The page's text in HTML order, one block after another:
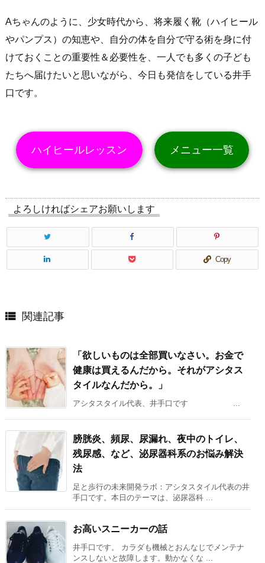
Aちゃんのように、少女時代から、将来履く靴（ハイヒール
やパンプス）の知恵や、自分の体を自分で守る術を身に付
けておくことの重要性＆必要性を、一人でも多くの子ども
たちへ届けたいと思いながら、今日も発信をしている井手
口です。
ハイヒールレッスン メニュー一覧
よろしければシェアお願いします
Copy
 関連記事
「欲しいものは全部買いなさい。お金で
健康は買えるんだから。それがアシタス
タイルなんだから。」
アシタスタイル代表、井手口です ...
膀胱炎、頻尿、尿漏れ、夜中のトイレ、
残尿感、など、泌尿器科系のお悩み解決
法
足と歩行の未来開発ラボ：アシタスタイル代表の井
手口です。本日のテーマは、泌尿器科 ...
お高いスニーカーの話
井手口です。 カラダも機械とおんなじでメンテナ
ンスしないと故障します。動かなくな ...